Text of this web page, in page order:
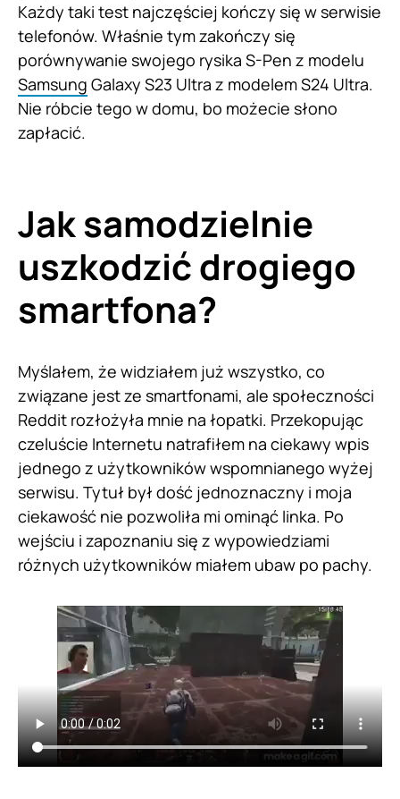
Każdy taki test najczęściej kończy się w serwisie
telefonów. Właśnie tym zakończy się
porównywanie swojego rysika S-Pen z modelu
Samsung Galaxy S23 Ultra z modelem S24 Ultra.
Nie róbcie tego w domu, bo możecie słono
zapłacić.
Jak samodzielnie
uszkodzić drogiego
smartfona?
Myślałem, że widziałem już wszystko, co
związane jest ze smartfonami, ale społeczności
Reddit rozłożyła mnie na łopatki. Przekopując
czeluście Internetu natrafiłem na ciekawy wpis
jednego z użytkowników wspomnianego wyżej
serwisu. Tytuł był dość jednoznaczny i moja
ciekawość nie pozwoliła mi ominąć linka. Po
wejściu i zapoznaniu się z wypowiedziami
różnych użytkowników miałem ubaw po pachy.